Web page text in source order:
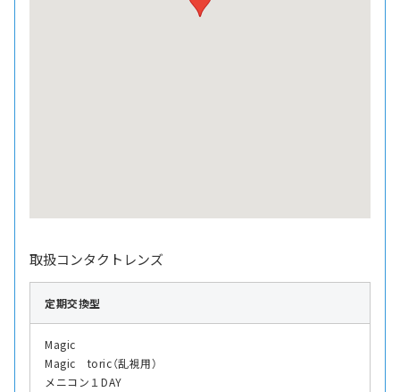
取扱コンタクトレンズ
定期交換型
Magic
Magic toric（乱視用）
メニコン１DAY